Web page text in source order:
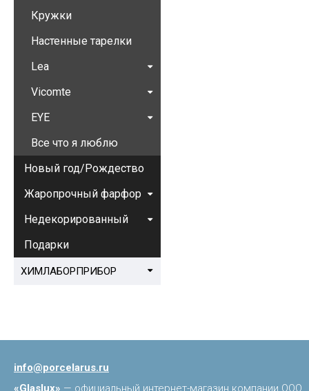
Кружки
Настенные тарелки
Lea
Vicomte
EYE
Все что я люблю
Новый год/Рождество
Жаропрочный фарфор
Недекорированный
Подарки
ХИМЛАБОРПРИБОР
info@porcelarus.ru
«Glaslux» — официальный интернет-магазин компании ООО